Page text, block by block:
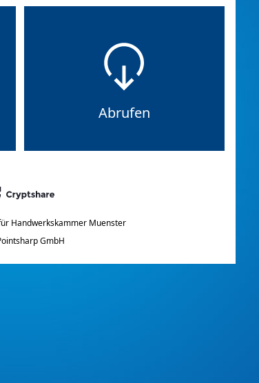
Abrufen
Handwerkskammer Muenster
GmbH